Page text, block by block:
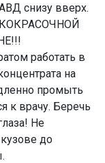
снизу вверх.
работать в
на
промыть
к врачу. Беречь
Не
до